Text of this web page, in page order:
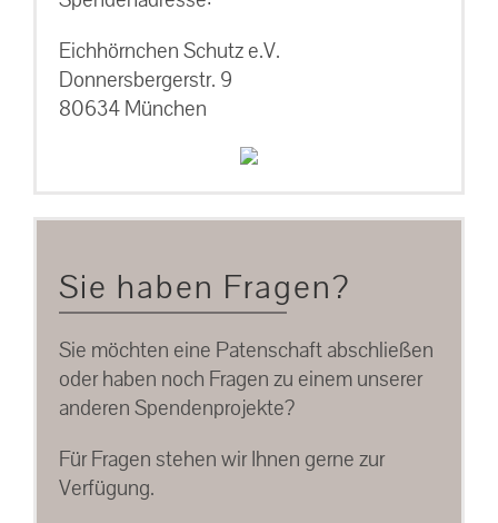
Eichhörnchen Schutz e.V.
Donnersbergerstr. 9
80634 München
Sie haben Fragen?
Sie möchten eine Patenschaft abschließen
oder haben noch Fragen zu einem unserer
anderen Spendenprojekte?
Für Fragen stehen wir Ihnen gerne zur
Verfügung.